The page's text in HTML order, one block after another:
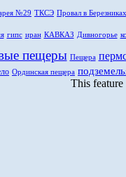
№29 ТКСЭ Провал в Березниках
гипс иран КАВКАЗ Дивногорье
пещеры Пещера
Ординская пещера
This